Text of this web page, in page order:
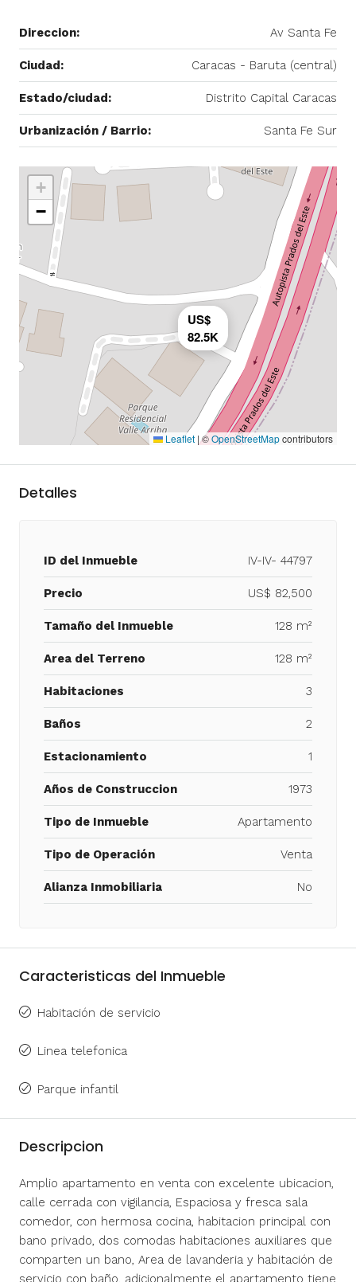
Direccion: Av Santa Fe
Ciudad: Caracas - Baruta (central)
Estado/ciudad: Distrito Capital Caracas
Urbanización / Barrio: Santa Fe Sur
US$
82.5K
+
−
Leaflet |©OpenStreetMapcontributors
Detalles
ID del Inmueble IV-IV- 44797
Precio US$ 82,500
Tamaño del Inmueble 128 m²
Area del Terreno 128 m²
Habitaciones 3
Baños 2
Estacionamiento 1
Años de Construccion 1973
Tipo de Inmueble Apartamento
Tipo de Operación Venta
Alianza Inmobiliaria No
Caracteristicas del Inmueble
Habitación de servicio
Linea telefonica
Parque infantil
Descripcion
Amplio apartamento en venta con excelente ubicacion,
calle cerrada con vigilancia, Espaciosa y fresca sala
comedor, con hermosa cocina, habitacion principal con
bano privado, dos comodas habitaciones auxiliares que
comparten un bano, Area de lavanderia y habitación de
servicio con baño, adicionalmente el apartamento tiene